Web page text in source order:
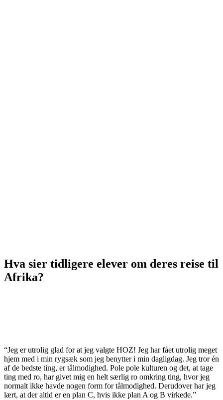
Hva sier tidligere elever om deres reise til
Afrika?
“Jeg er utrolig glad for at jeg valgte HOZ! Jeg har fået utrolig meget
hjem med i min rygsæk som jeg benytter i min dagligdag. Jeg tror én
af de bedste ting, er tålmodighed. Pole pole kulturen og det, at tage
ting med ro, har givet mig en helt særlig ro omkring ting, hvor jeg
normalt ikke havde nogen form for tålmodighed. Derudover har jeg
lært, at der altid er en plan C, hvis ikke plan A og B virkede.”